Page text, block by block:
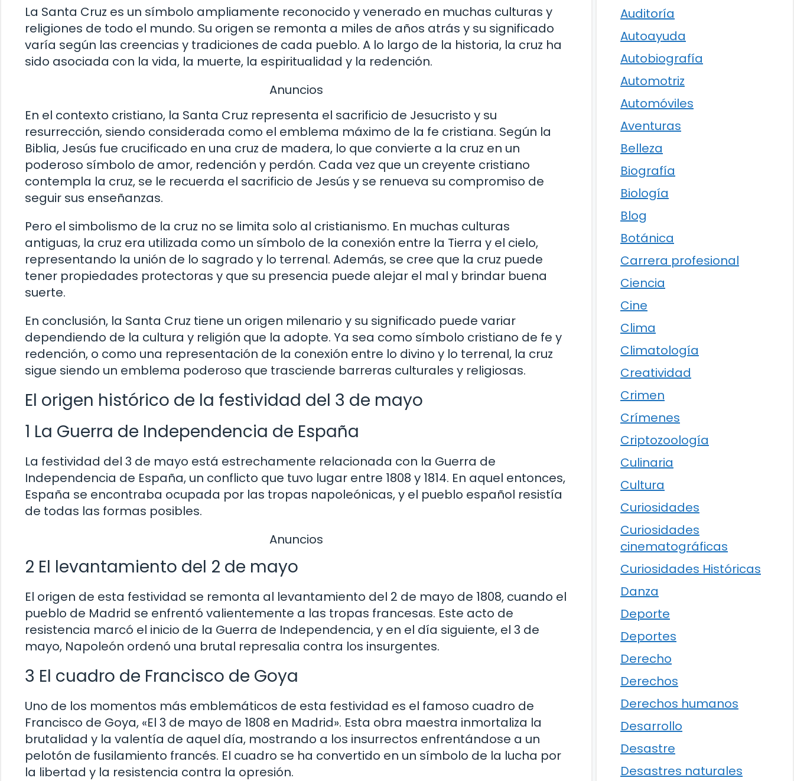
La Santa Cruz es un símbolo ampliamente reconocido y venerado en muchas culturas y
religiones de todo el mundo. Su origen se remonta a miles de años atrás y su significado
varía según las creencias y tradiciones de cada pueblo. A lo largo de la historia, la cruz ha
sido asociada con la vida, la muerte, la espiritualidad y la redención.
Anuncios
En el contexto cristiano, la Santa Cruz representa el sacrificio de Jesucristo y su
resurrección, siendo considerada como el emblema máximo de la fe cristiana. Según la
Biblia, Jesús fue crucificado en una cruz de madera, lo que convierte a la cruz en un
poderoso símbolo de amor, redención y perdón. Cada vez que un creyente cristiano
contempla la cruz, se le recuerda el sacrificio de Jesús y se renueva su compromiso de
seguir sus enseñanzas.
Pero el simbolismo de la cruz no se limita solo al cristianismo. En muchas culturas
antiguas, la cruz era utilizada como un símbolo de la conexión entre la Tierra y el cielo,
representando la unión de lo sagrado y lo terrenal. Además, se cree que la cruz puede
tener propiedades protectoras y que su presencia puede alejar el mal y brindar buena
suerte.
En conclusión, la Santa Cruz tiene un origen milenario y su significado puede variar
dependiendo de la cultura y religión que la adopte. Ya sea como símbolo cristiano de fe y
redención, o como una representación de la conexión entre lo divino y lo terrenal, la cruz
sigue siendo un emblema poderoso que trasciende barreras culturales y religiosas.
El origen histórico de la festividad del 3 de mayo
1 La Guerra de Independencia de España
La festividad del 3 de mayo está estrechamente relacionada con la Guerra de
Independencia de España, un conflicto que tuvo lugar entre 1808 y 1814. En aquel entonces,
España se encontraba ocupada por las tropas napoleónicas, y el pueblo español resistía
de todas las formas posibles.
Anuncios
2 El levantamiento del 2 de mayo
El origen de esta festividad se remonta al levantamiento del 2 de mayo de 1808, cuando el
pueblo de Madrid se enfrentó valientemente a las tropas francesas. Este acto de
resistencia marcó el inicio de la Guerra de Independencia, y en el día siguiente, el 3 de
mayo, Napoleón ordenó una brutal represalia contra los insurgentes.
3 El cuadro de Francisco de Goya
Uno de los momentos más emblemáticos de esta festividad es el famoso cuadro de
Francisco de Goya, «El 3 de mayo de 1808 en Madrid». Esta obra maestra inmortaliza la
brutalidad y la valentía de aquel día, mostrando a los insurrectos enfrentándose a un
pelotón de fusilamiento francés. El cuadro se ha convertido en un símbolo de la lucha por
la libertad y la resistencia contra la opresión.
Auditoría
Autoayuda
Autobiografía
Automotriz
Automóviles
Aventuras
Belleza
Biografía
Biología
Blog
Botánica
Carrera profesional
Ciencia
Cine
Clima
Climatología
Creatividad
Crimen
Crímenes
Criptozoología
Culinaria
Cultura
Curiosidades
Curiosidades
cinematográficas
Curiosidades Históricas
Danza
Deporte
Deportes
Derecho
Derechos
Derechos humanos
Desarrollo
Desastre
Desastres naturales